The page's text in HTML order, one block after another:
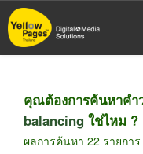
ข้าม
ไป
คุณต้องการค้นหาคำ
balancing ใช่ไหม ?
ผลการค้นหา 22 รายกา